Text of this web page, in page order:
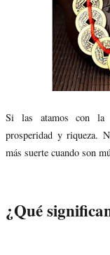
Si las atamos con la
prosperidad y riqueza.
más suerte cuando son
¿Qué